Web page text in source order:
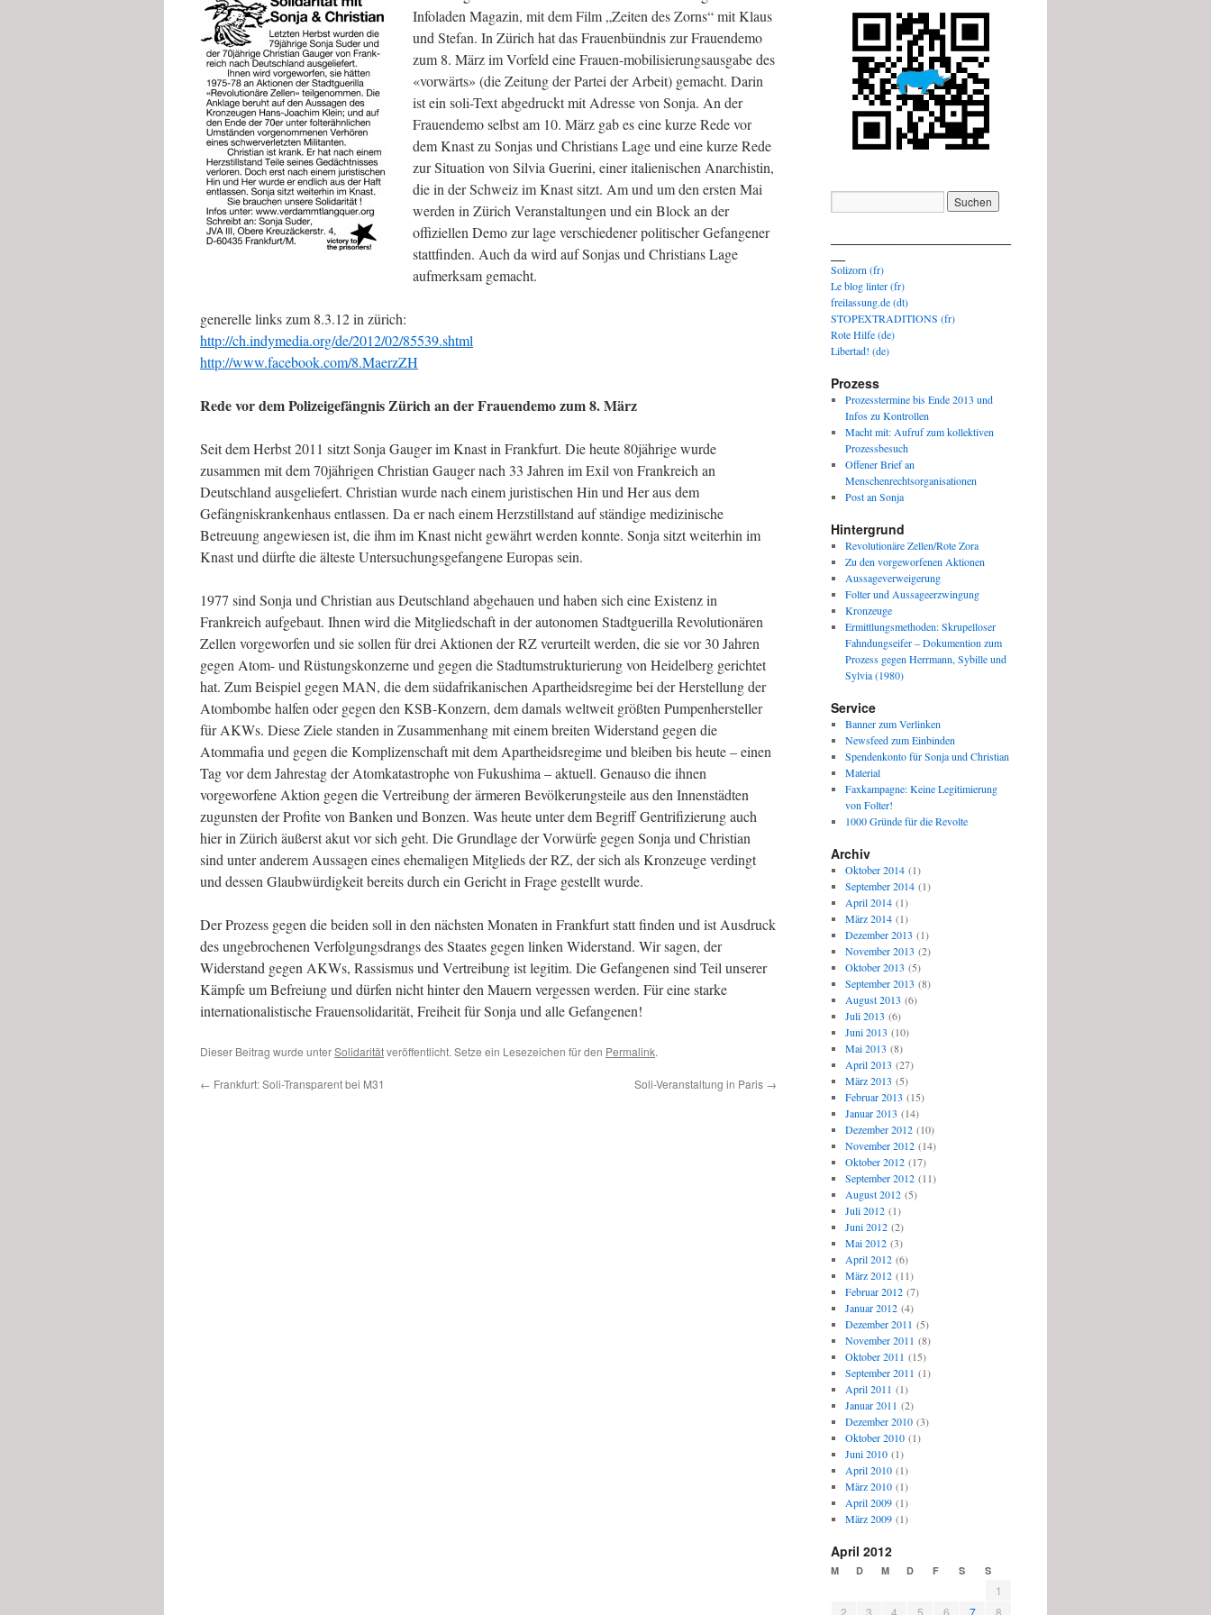
Infoladen Magazin, mit dem Film „Zeiten des Zorns“ mit Klaus
und Stefan. In Zürich hat das Frauenbündnis zur Frauendemo
zum 8. März im Vorfeld eine Frauen-mobilisierungsausgabe des
«vorwärts» (die Zeitung der Partei der Arbeit) gemacht. Darin
ist ein soli-Text abgedruckt mit Adresse von Sonja. An der
Frauendemo selbst am 10. März gab es eine kurze Rede vor
dem Knast zu Sonjas und Christians Lage und eine kurze Rede
zur Situation von Silvia Guerini, einer italienischen Anarchistin,
die in der Schweiz im Knast sitzt. Am und um den ersten Mai
werden in Zürich Veranstaltungen und ein Block an der
offiziellen Demo zur lage verschiedener politischer Gefangener
stattfinden. Auch da wird auf Sonjas und Christians Lage
aufmerksam gemacht.
generelle links zum 8.3.12 in zürich:
http://ch.indymedia.org/de/2012/02/85539.shtml
http://www.facebook.com/8.MaerzZH
Rede vor dem Polizeigefängnis Zürich an der Frauendemo zum 8. März
Seit dem Herbst 2011 sitzt Sonja Gauger im Knast in Frankfurt. Die heute 80jährige wurde
zusammen mit dem 70jährigen Christian Gauger nach 33 Jahren im Exil von Frankreich an
Deutschland ausgeliefert. Christian wurde nach einem juristischen Hin und Her aus dem
Gefängniskrankenhaus entlassen. Da er nach einem Herzstillstand auf ständige medizinische
Betreuung angewiesen ist, die ihm im Knast nicht gewährt werden konnte. Sonja sitzt weiterhin im
Knast und dürfte die älteste Untersuchungsgefangene Europas sein.
1977 sind Sonja und Christian aus Deutschland abgehauen und haben sich eine Existenz in
Frankreich aufgebaut. Ihnen wird die Mitgliedschaft in der autonomen Stadtguerilla Revolutionären
Zellen vorgeworfen und sie sollen für drei Aktionen der RZ verurteilt werden, die sie vor 30 Jahren
gegen Atom- und Rüstungskonzerne und gegen die Stadtumstrukturierung von Heidelberg gerichtet
hat. Zum Beispiel gegen MAN, die dem südafrikanischen Apartheidsregime bei der Herstellung der
Atombombe halfen oder gegen den KSB-Konzern, dem damals weltweit größten Pumpenhersteller
für AKWs. Diese Ziele standen in Zusammenhang mit einem breiten Widerstand gegen die
Atommafia und gegen die Komplizenschaft mit dem Apartheidsregime und bleiben bis heute – einen
Tag vor dem Jahrestag der Atomkatastrophe von Fukushima – aktuell. Genauso die ihnen
vorgeworfene Aktion gegen die Vertreibung der ärmeren Bevölkerungsteile aus den Innenstädten
zugunsten der Profite von Banken und Bonzen. Was heute unter dem Begriff Gentrifizierung auch
hier in Zürich äußerst akut vor sich geht. Die Grundlage der Vorwürfe gegen Sonja und Christian
sind unter anderem Aussagen eines ehemaligen Mitglieds der RZ, der sich als Kronzeuge verdingt
und dessen Glaubwürdigkeit bereits durch ein Gericht in Frage gestellt wurde.
Der Prozess gegen die beiden soll in den nächsten Monaten in Frankfurt statt finden und ist Ausdruck
des ungebrochenen Verfolgungsdrangs des Staates gegen linken Widerstand. Wir sagen, der
Widerstand gegen AKWs, Rassismus und Vertreibung ist legitim. Die Gefangenen sind Teil unserer
Kämpfe um Befreiung und dürfen nicht hinter den Mauern vergessen werden. Für eine starke
internationalistische Frauensolidarität, Freiheit für Sonja und alle Gefangenen!
Dieser Beitrag wurde unterSolidaritätveröffentlicht. Setze ein Lesezeichen für den Permalink.
← Frankfurt: Soli-Transparent bei M31 Soli-Veranstaltung in Paris →
Solizorn (fr)
Le blog linter (fr)
freilassung.de (dt)
STOPEXTRADITIONS (fr)
Rote Hilfe (de)
Libertad! (de)
Prozess
Prozesstermine bis Ende 2013 und
Infos zu Kontrollen
Macht mit: Aufruf zum kollektiven
Prozessbesuch
Offener Brief an
Menschenrechtsorganisationen
Post an Sonja
Hintergrund
Revolutionäre Zellen/Rote Zora
Zu den vorgeworfenen Aktionen
Aussageverweigerung
Folter und Aussageerzwingung
Kronzeuge
Ermittlungsmethoden: Skrupelloser
Fahndungseifer – Dokumention zum
Prozess gegen Herrmann, Sybille und
Sylvia (1980)
Service
Banner zum Verlinken
Newsfeed zum Einbinden
Spendenkonto für Sonja und Christian
Material
Faxkampagne: Keine Legitimierung
von Folter!
1000 Gründe für die Revolte
Archiv
Oktober 2014(1)
September 2014(1)
April 2014(1)
März 2014(1)
Dezember 2013 (1)
November 2013 (2)
Oktober 2013 (5)
September 2013 (8)
August 2013 (6)
Juli 2013 (6)
Juni 2013 (10)
Mai 2013 (8)
April 2013 (27)
März 2013 (5)
Februar 2013 (15)
Januar 2013 (14)
Dezember 2012(10)
November 2012(14)
Oktober 2012(17)
September 2012(11)
August 2012(5)
Juli 2012(1)
Juni 2012(2)
Mai 2012(3)
April 2012(6)
März 2012(11)
Februar 2012(7)
Januar 2012(4)
Dezember 2011 (5)
November 2011 (8)
Oktober 2011 (15)
September 2011 (1)
April 2011 (1)
Januar 2011 (2)
Dezember 2010(3)
Oktober 2010(1)
Juni 2010(1)
April 2010(1)
März 2010(1)
April 2009(1)
März 2009(1)
April 2012
M D M D F S S
1
2
3 4 5 6 7 8